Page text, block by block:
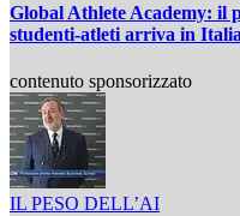
Global Athlete Academy: il
studenti-atleti arriva in Italia
contenuto sponsorizzato
IL PESO DELL’AI